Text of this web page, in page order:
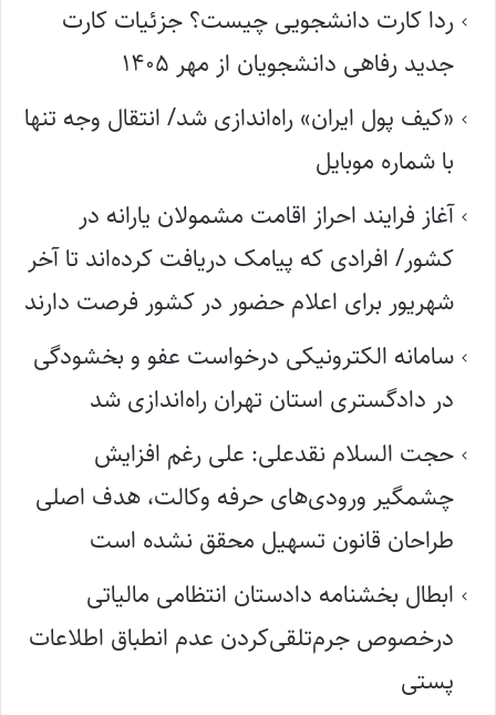
ردا کارت دانشجویی چیست؟ جزئیات کارت
جدید رفاهی دانشجویان از مهر ۱۴۰۵
«کیف پول ایران» راه‌اندازی شد/ انتقال وجه تنها
با شماره موبایل
آغاز فرایند احراز اقامت مشمولان یارانه در
کشور/ افرادی که پیامک دریافت کرده‌اند تا آخر
شهریور برای اعلام حضور در کشور فرصت دارند
سامانه الکترونیکی درخواست عفو و بخشودگی
در دادگستری استان تهران راه‌اندازی شد
حجت السلام نقدعلی: علی رغم افزایش
چشمگیر ورودی‌های حرفه وکالت، هدف اصلی
طراحان قانون تسهیل محقق نشده است
ابطال بخشنامه دادستان انتظامی مالیاتی
درخصوص جرم‌تلقی‌کردن عدم انطباق اطلاعات
پستی